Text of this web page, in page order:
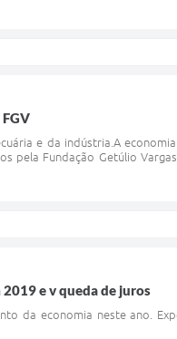
e da indústria.A
pela Fundação Getúlio
2019 e v queda de juros
da economia neste ano.